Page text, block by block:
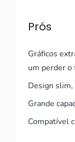
Prós
Gráficos
um perder o
Design slim,
Grande
Compatível